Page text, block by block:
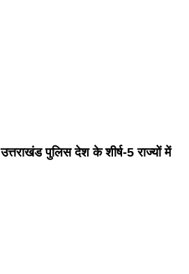
पुलिस देश के शीर्ष-5 राज्यों में